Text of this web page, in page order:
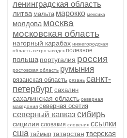
ленинградская область
литва мальта марокко мексика
молдова москва
московская область
нагорный карабах нижегородская
область петрозаводск полезное
польша португалия россия
ростовская область румыния
рязанская область рязань санкт-
петербург сахалин
сахалинская область северная
македония северная осетия
северный кавказ сибирь
сицилия словакия словения ссылки
сша таймыр татарстан тверская